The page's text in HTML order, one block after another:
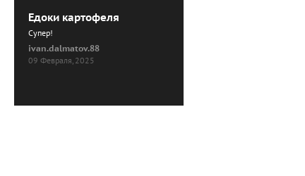
Едоки картофеля
Cупер!
ivan.dalmatov.88
09 Февраля, 2025